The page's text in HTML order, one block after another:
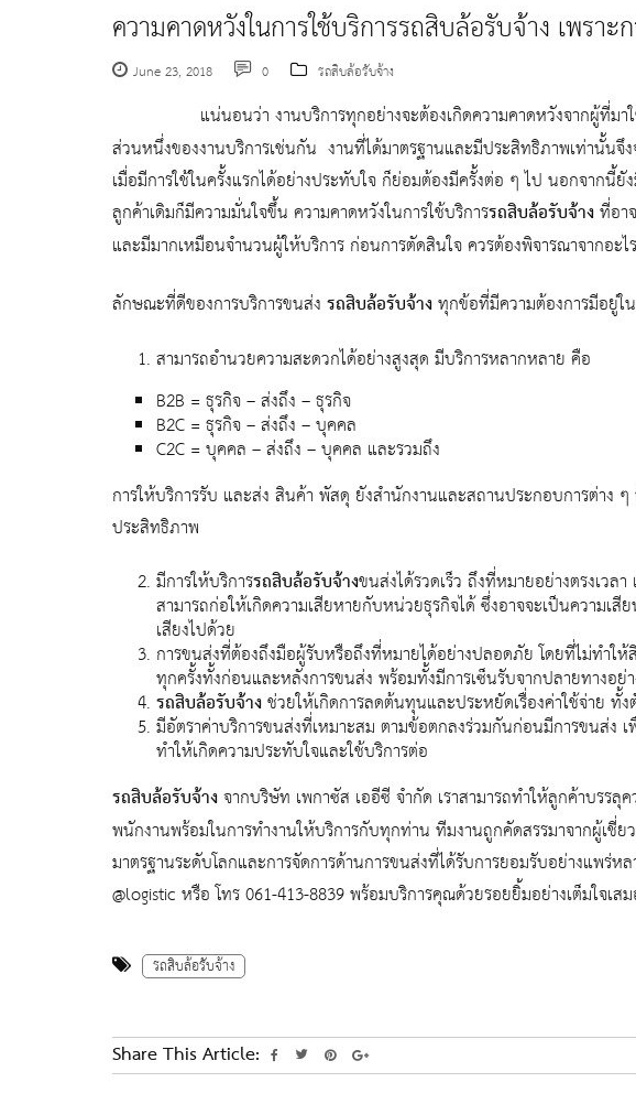
ความคาดหวังในการใช้บริการรถสิบล้อรับจ้าง เพรา
June 23, 2018 0 รถสิบล้อรับจ้าง
แน่นอนว่า งานบริการทุกอย่างจะต้องเกิดความคาดหวังจากผู้ที่ม
ส่วนหนึ่งของงานบริการเช่นกัน งานที่ได้มาตรฐานและมีประสิทธิภาพเท่านั้นจึ
เมื่อมีการใช้ในครั้งแรกได้อย่างประทับใจ ก็ย่อมต้องมีครั้งต่อ ๆ ไป นอกจาก
ลูกค้าเดิมก็มีความมั่นใจขึ้น ความคาดหวังในการใช้บริการรถสิบล้อรับจ้างที่อา
และมีมากเหมือนจำนวนผู้ให้บริการ ก่อนการตัดสินใจ ควรต้องพิจารณาจากอะไ
ลักษณะที่ดีของการบริการขนส่ง รถสิบล้อรับจ้างทุกข้อที่มีความต้องการมีอยู่
สามารถอำนวยความสะดวกได้อย่างสูงสุด มีบริการหลากหลาย คือ
B2B = ธุรกิจ – ส่งถึง – ธุรกิจ
B2C = ธุรกิจ – ส่งถึง – บุคคล
C2C = บุคคล – ส่งถึง – บุคคล และรวมถึง
การให้บริการรับ และส่ง สินค้า พัสดุ ยังสำนักงานและสถานประกอบการต่าง
ประสิทธิภาพ
มีการให้บริการรถสิบล้อรับจ้างขนส่งได้รวดเร็ว ถึงที่หมายอย่างตรงเวล
สามารถก่อให้เกิดความเสียหายกับหน่วยธุรกิจได้ ซึ่งอาจจะเป็นความเสี
เสียงไปด้วย
การขนส่งที่ต้องถึงมือผู้รับหรือถึงที่หมายได้อย่างปลอดภัย โดยที่ไม่ทำใ
ทุกครั้งทั้งก่อนและหลังการขนส่ง พร้อมทั้งมีการเซ็นรับจากปลายทางอย่
รถสิบล้อรับจ้างช่วยให้เกิดการลดต้นทุนและประหยัดเรื่องค่าใช้จ่าย ทั้
มีอัตราค่าบริการขนส่งที่เหมาะสม ตามข้อตกลงร่วมกันก่อนมีการขนส่ง
ทำให้เกิดความประทับใจและใช้บริการต่อ
รถสิบล้อรับจ้างจากบริษัท เพกาซัส เออีซี จำกัด เราสามารถทำให้ลูกค้าบรร
พนักงานพร้อมในการทำงานให้บริการกับทุกท่าน ทีมงานถูกคัดสรรมาจากผู้เชี่
มาตรฐานระดับโลกและการจัดการด้านการขนส่งที่ได้รับการยอมรับอย่างแพร่
@logistic หรือ โทร 061-413-8839 พร้อมบริการคุณด้วยรอยยิ้มอย่างเต็มใจเส
รถสิบล้อรับจ้าง
Share This Article: